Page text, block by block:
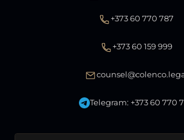
+373 60 770 787
+373 60 159 999
Telegram: +373 60 770